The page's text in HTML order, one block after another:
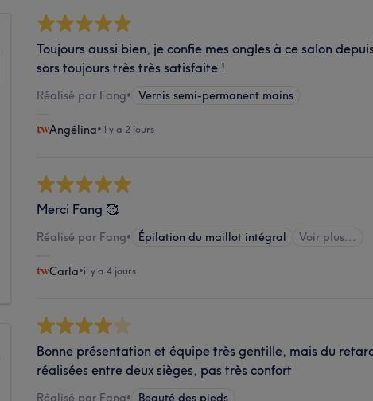
Toujours aussi bien, je confie mes ongles à ce salon
sors toujours très très satisfaite !
Réalisé par Fang• Vernis semi-permanent mains
Angélina•il y a 2 jours
Merci Fang 🥰
Réalisé par Fang• Épilation du maillot intégral Voir plus...
Carla•il y a 4 jours
Bonne présentation et équipe très gentille, mais du
réalisées entre deux sièges, pas très confort
Réalisé par Fang• Beauté des pieds